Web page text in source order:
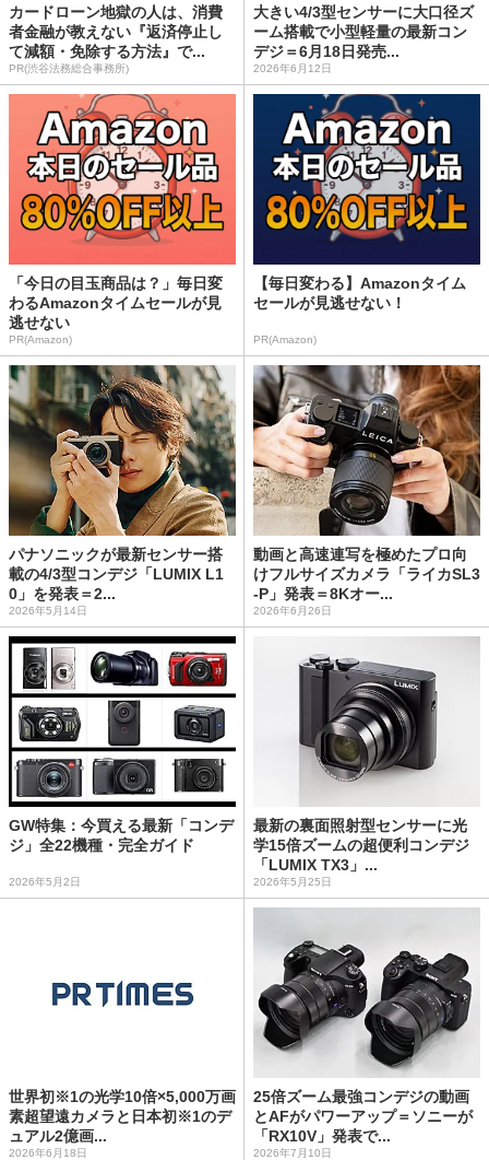
カードローン地獄の人は、消費
者金融が教えない『返済停止し
て減額・免除する方法』で...
PR(渋谷法務総合事務所)
大きい4/3型センサーに大口径ズ
ーム搭載で小型軽量の最新コン
デジ＝6月18日発売...
2026年6月12日
「今日の目玉商品は？」毎日変
わるAmazonタイムセールが見
逃せない
PR(Amazon)
【毎日変わる】Amazonタイム
セールが見逃せない！
PR(Amazon)
パナソニックが最新センサー搭
載の4/3型コンデジ「LUMIX L1
0」を発表＝2...
2026年5月14日
動画と高速連写を極めたプロ向
けフルサイズカメラ「ライカSL3
-P」発表＝8Kオー...
2026年6月26日
GW特集：今買える最新「コンデ
ジ」全22機種・完全ガイド
2026年5月2日
最新の裏面照射型センサーに光
学15倍ズームの超便利コンデジ
「LUMIX TX3」...
2026年5月25日
世界初※1の光学10倍×5,000万画
素超望遠カメラと日本初※1のデ
ュアル2億画...
2026年6月18日
25倍ズーム最強コンデジの動画
とAFがパワーアップ＝ソニーが
「RX10V」発表で...
2026年7月10日